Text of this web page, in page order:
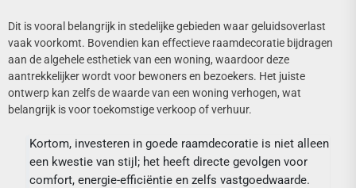
Dit is vooral belangrijk in stedelijke gebieden waar geluidsoverlast
vaak voorkomt. Bovendien kan effectieve raamdecoratie bijdragen
aan de algehele esthetiek van een woning, waardoor deze
aantrekkelijker wordt voor bewoners en bezoekers. Het juiste
ontwerp kan zelfs de waarde van een woning verhogen, wat
belangrijk is voor toekomstige verkoop of verhuur.
Kortom, investeren in goede raamdecoratie is niet alleen
een kwestie van stijl; het heeft directe gevolgen voor
comfort, energie-efficiëntie en zelfs vastgoedwaarde.